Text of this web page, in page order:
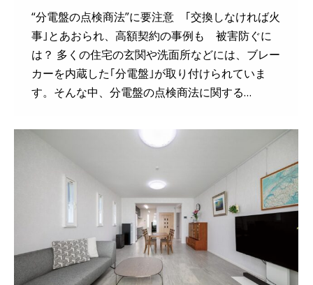
“分電盤の点検商法”に要注意 ｢交換しなければ火
事｣とあおられ、高額契約の事例も 被害防ぐに
は？ 多くの住宅の玄関や洗面所などには、ブレー
カーを内蔵した｢分電盤｣が取り付けられていま
す。そんな中、分電盤の点検商法に関する…